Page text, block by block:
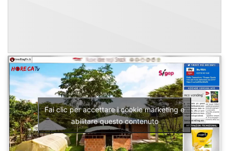
Fai clic per accettare i cookie marketing e
abilitare questo contenuto